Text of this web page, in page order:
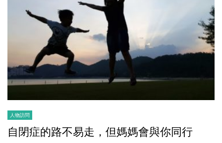
人物訪問
自閉症的路不易走，但媽媽會與你同行